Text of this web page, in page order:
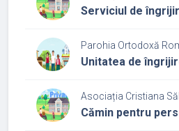
Serviciul de
Parohia Ortodoxă
Unitatea de
Asociația Cristiana
Cămin pentru